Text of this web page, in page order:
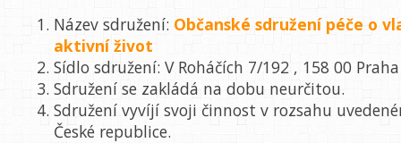
Název sdružení: Občanské sdružení péče o
aktivní život
Sídlo sdružení: V Roháčích 7/192 , 158 00
Sdružení se zakládá na dobu neurčitou.
Sdružení vyvíjí svoji činnost v rozsahu
České republice.